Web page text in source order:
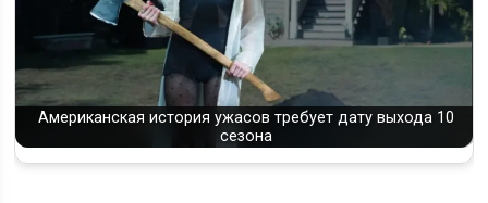
Американская история ужасов требует дату выхода 10
сезона